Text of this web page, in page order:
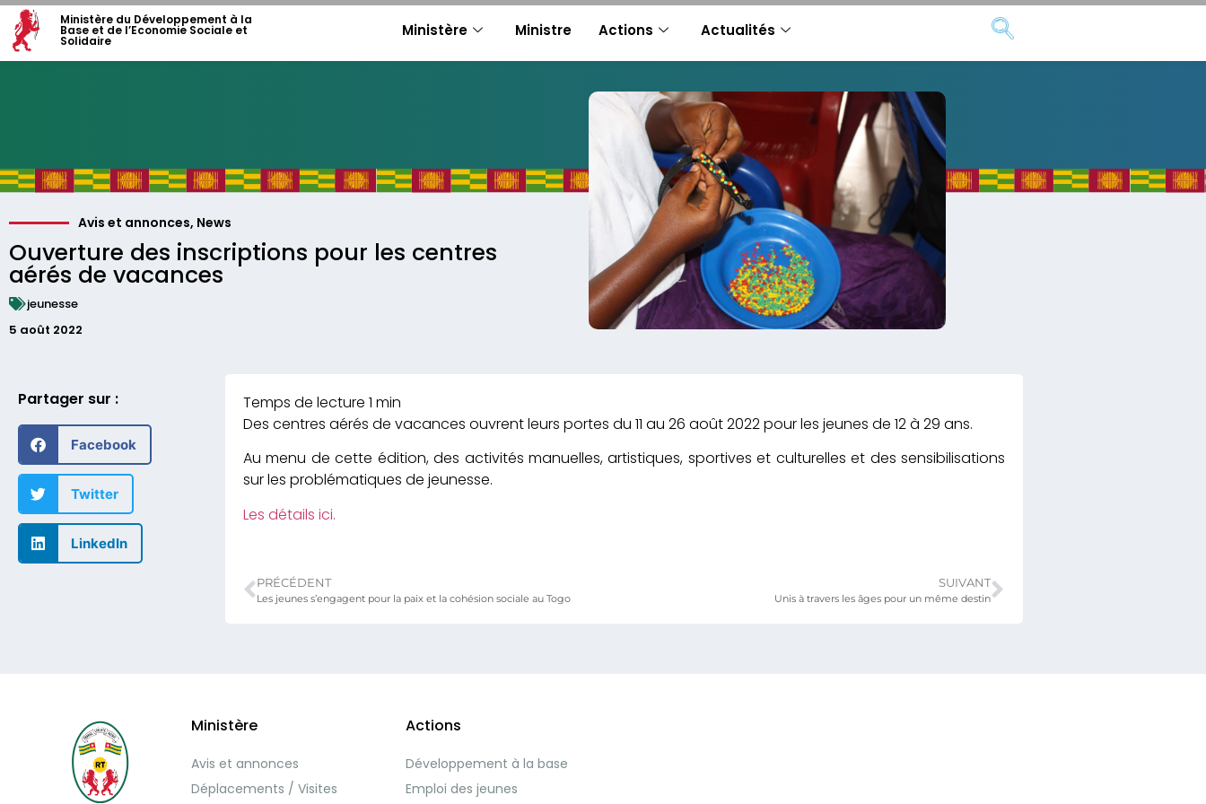
Ministère du Développement à la
Base et de l’Economie Sociale et
Solidaire
Ministère Ministre Actions Actualités
Avis et annonces, News
Ouverture des inscriptions pour les centres
aérés de vacances
jeunesse
5 août 2022
Partager sur :
Facebook
Twitter
LinkedIn
Des centres aérés de vacances ouvrent leurs portes du 11 au 26 août 2022 pour les jeunes de 12 à 29 ans.
Au menu de cette édition, des activités manuelles, artistiques, sportives et culturelles et des sensibilisations
sur les problématiques de jeunesse.
Les détails ici.
PRÉCÉDENT
Les jeunes s’engagent pour la paix et la cohésion sociale au Togo
SUIVANT
Unis à travers les âges pour un même destin
Ministère
Avis et annonces
Déplacements / Visites
Actions
Développement à la base
Emploi des jeunes